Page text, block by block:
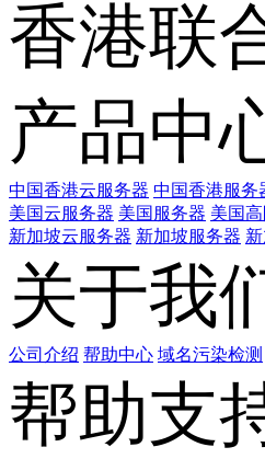
香港联
产品中
中国香港云服务器 中国香港服务
美国云服务器 美国服务器 美国
新加坡云服务器 新加坡服务器
关于我
公司介绍 帮助中心 域名污染检测
帮助支